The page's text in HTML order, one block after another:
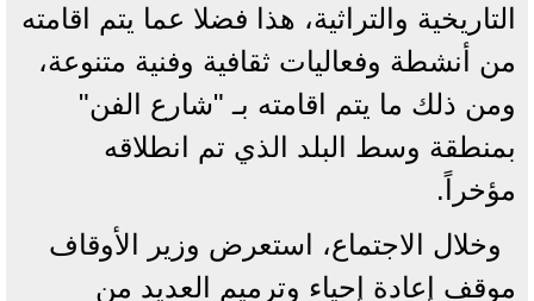
التاريخية والتراثية، هذا فضلا عما يتم اقامته
من أنشطة وفعاليات ثقافية وفنية متنوعة،
ومن ذلك ما يتم اقامته بـ "شارع الفن"
بمنطقة وسط البلد الذي تم انطلاقه
مؤخراً.
وخلال الاجتماع، استعرض وزير الأوقاف
موقف إعادة إحياء وترميم العديد من